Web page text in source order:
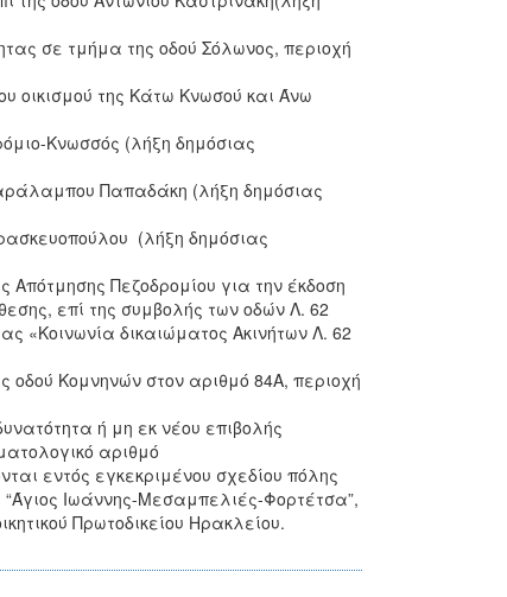
σε τμήμα της οδού Σόλωνος, περιοχή
οικισμού της Κάτω Κνωσού και Άνω
Κνωσσός (λήξη δημόσιας
Παπαδάκη (λήξη δημόσιας
(λήξη δημόσιας
Απότμησης Πεζοδρομίου για την έκδοση
επί της συμβολής των οδών Λ. 62
«Κοινωνία δικαιώματος Ακινήτων Λ. 62
Κομνηνών στον αριθμό 84Α, περιοχή
ή μη εκ νέου επιβολής
αριθμό
εντός εγκεκριμένου σχεδίου πόλης
Ιωάννης-Μεσαμπελιές-Φορτέτσα”,
Πρωτοδικείου Ηρακλείου.